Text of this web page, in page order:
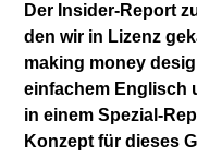
Der Insider-Report
den wir in Lizenz
making money
einfachem Englisch
in einem Spezial-
Konzept für dieses